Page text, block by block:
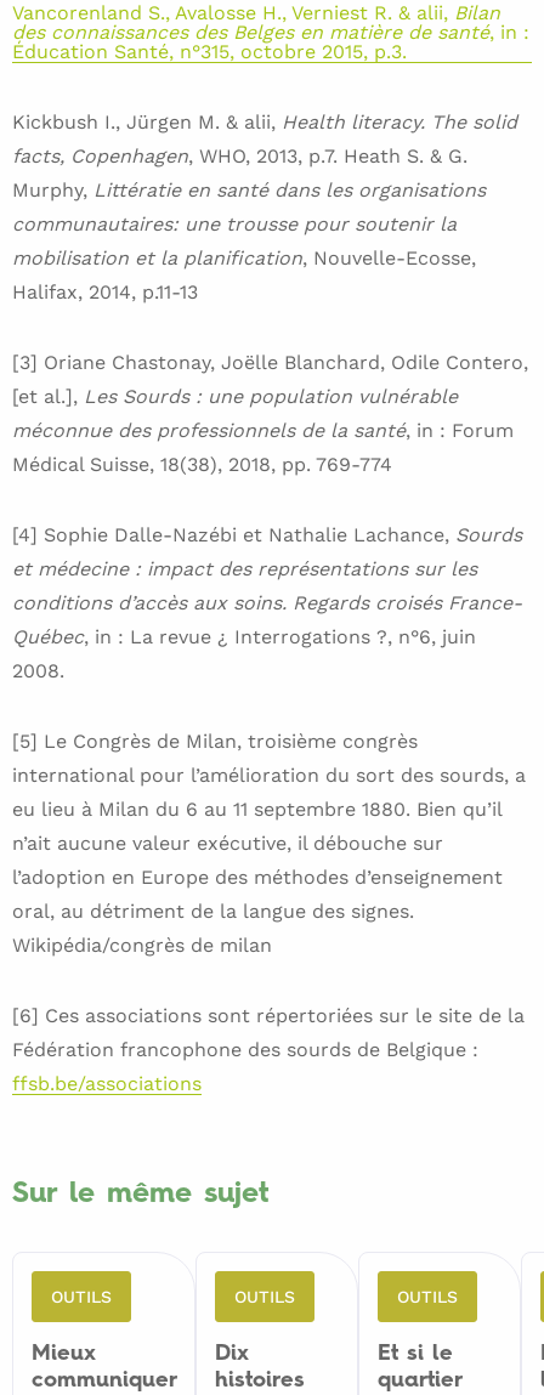
Vancorenland S., Avalosse H., Verniest R. & alii, Bilan
des connaissances des Belges en matière de santé, in :
Éducation Santé, n°315, octobre 2015, p.3.
Kickbush I., Jürgen M. & alii, Health literacy. The solid
facts, Copenhagen, WHO, 2013, p.7. Heath S. & G.
Murphy, Littératie en santé dans les organisations
communautaires: une trousse pour soutenir la
mobilisation et la planification, Nouvelle-Ecosse,
Halifax, 2014, p.11-13
[3] Oriane Chastonay, Joëlle Blanchard, Odile Contero,
[et al.], Les Sourds : une population vulnérable
méconnue des professionnels de la santé, in : Forum
Médical Suisse, 18(38), 2018, pp. 769-774
[4] Sophie Dalle-Nazébi et Nathalie Lachance, Sourds
et médecine : impact des représentations sur les
conditions d’accès aux soins. Regards croisés France-
Québec, in : La revue ¿ Interrogations ?, n°6, juin
2008.
[5] Le Congrès de Milan, troisième congrès
international pour l’amélioration du sort des sourds, a
eu lieu à Milan du 6 au 11 septembre 1880. Bien qu’il
n’ait aucune valeur exécutive, il débouche sur
l’adoption en Europe des méthodes d’enseignement
oral, au détriment de la langue des signes.
Wikipédia/congrès de milan
[6] Ces associations sont répertoriées sur le site de la
Fédération francophone des sourds de Belgique :
ffsb.be/associations
Sur le même sujet
OUTILS
Mieux
communiquer
OUTILS
Dix
histoires
OUTILS
Et si le
quartier